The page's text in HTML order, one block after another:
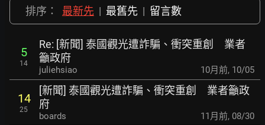
排序： 最新先 | 最舊先 | 留言數
5
14
Re: [新聞] 泰國觀光遭詐騙、衝突重創 業者
籲政府
juliehsiao 10月前, 10/05
14
25
[新聞] 泰國觀光遭詐騙、衝突重創 業者籲政
府
boards 11月前, 08/30